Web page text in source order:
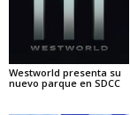
Westworld presenta su
nuevo parque en SDCC